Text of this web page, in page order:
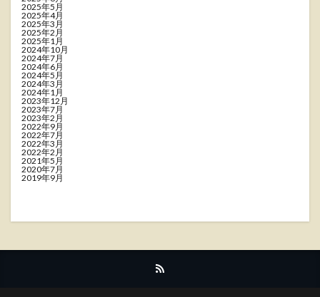
2025年5月
2025年4月
2025年3月
2025年2月
2025年1月
2024年10月
2024年7月
2024年6月
2024年5月
2024年3月
2024年1月
2023年12月
2023年7月
2023年2月
2022年9月
2022年7月
2022年3月
2022年2月
2021年5月
2020年7月
2019年9月